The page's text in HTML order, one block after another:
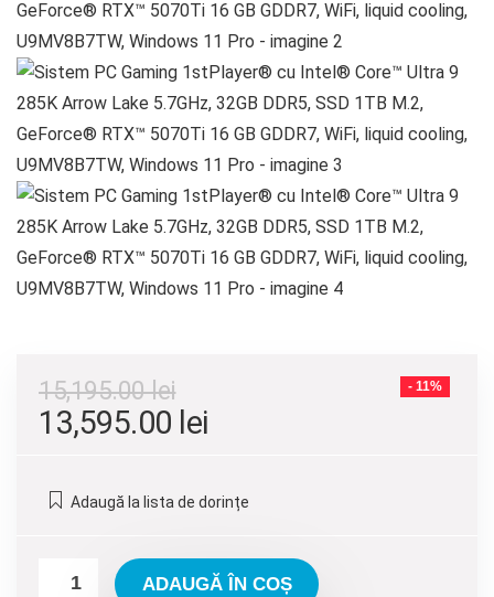
- 11%
15,195.00lei
Prețul
a
fost:
13,595.00 lei
13,595.00 lei.
Adaugă la lista de dorințe
ADAUGĂ ÎN COȘ